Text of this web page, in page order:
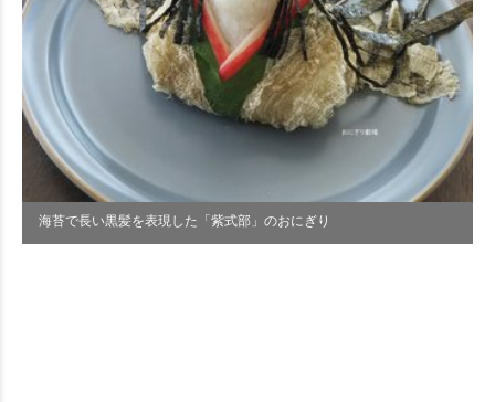
海苔で長い黒髪を表現した「紫式部」のおにぎり